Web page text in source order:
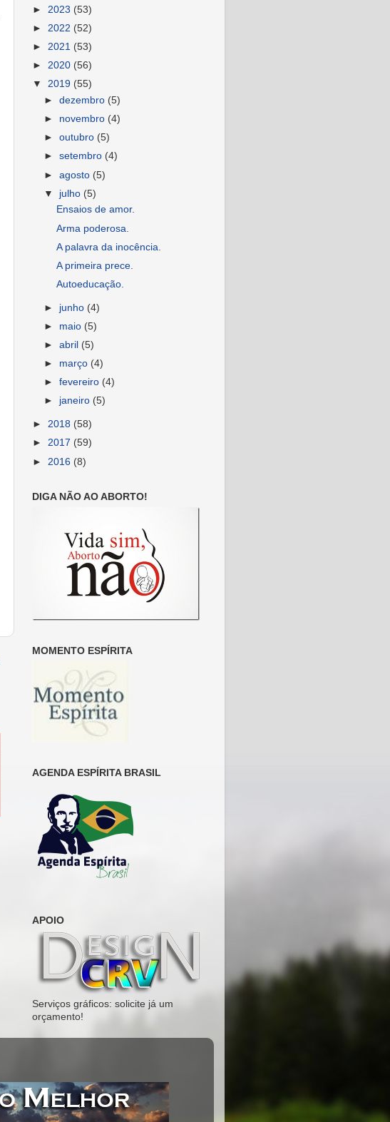
► 2023 (53)
► 2022 (52)
► 2021 (53)
► 2020 (56)
▼ 2019 (55)
►dezembro (5)
► novembro (4)
►outubro (5)
►setembro (4)
►agosto (5)
▼ julho (5)
Ensaios de amor.
Arma poderosa.
A palavra da inocência.
A primeira prece.
Autoeducação.
► junho (4)
► maio (5)
►abril (5)
► março (4)
►fevereiro (4)
► janeiro (5)
► 2018 (58)
► 2017 (59)
► 2016 (8)
DIGA NÃO AO ABORTO!
MOMENTO ESPÍRITA
AGENDA ESPÍRITA BRASIL
APOIO
Serviços gráficos: solicite já um
orçamento!